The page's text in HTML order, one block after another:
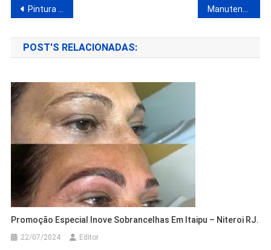
Pintura de Telhado na Região Oceânica – Sermax Services de Telhados. Manutenção e conserto de impressoras em Itaipu – J. Neto Suprimentos
POST'S RELACIONADAS:
Promoção Especial Inove Sobrancelhas Em Itaipu – Niteroi RJ.
22/07/2024 Editor